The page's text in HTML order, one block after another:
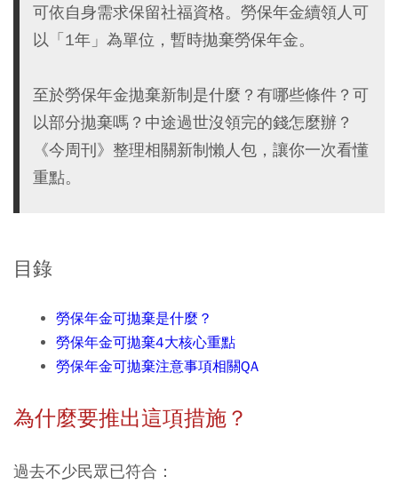
可依自身需求保留社福資格。勞保年金續領人可
以「1年」為單位，暫時拋棄勞保年金。
至於勞保年金拋棄新制是什麼？有哪些條件？可
以部分拋棄嗎？中途過世沒領完的錢怎麼辦？
《今周刊》整理相關新制懶人包，讓你一次看懂
重點。
目錄
勞保年金可拋棄是什麼？
勞保年金可拋棄4大核心重點
勞保年金可拋棄注意事項相關QA
為什麼要推出這項措施？
過去不少民眾已符合：